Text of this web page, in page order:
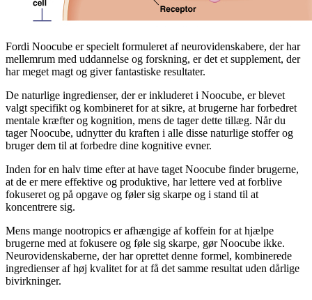
Fordi Noocube er specielt formuleret af neurovidenskabere, der har
mellemrum med uddannelse og forskning, er det et supplement, der
har meget magt og giver fantastiske resultater.
De naturlige ingredienser, der er inkluderet i Noocube, er blevet
valgt specifikt og kombineret for at sikre, at brugerne har forbedret
mentale kræfter og kognition, mens de tager dette tillæg. Når du
tager Noocube, udnytter du kraften i alle disse naturlige stoffer og
bruger dem til at forbedre dine kognitive evner.
Inden for en halv time efter at have taget Noocube finder brugerne,
at de er mere effektive og produktive, har lettere ved at forblive
fokuseret og på opgave og føler sig skarpe og i stand til at
koncentrere sig.
Mens mange nootropics er afhængige af koffein for at hjælpe
brugerne med at fokusere og føle sig skarpe, gør Noocube ikke.
Neurovidenskaberne, der har oprettet denne formel, kombinerede
ingredienser af høj kvalitet for at få det samme resultat uden dårlige
bivirkninger.